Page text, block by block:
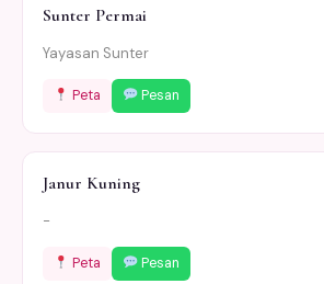
Sunter Permai
Yayasan Sunter
Peta Pesan
Janur Kuning
-
Peta Pesan